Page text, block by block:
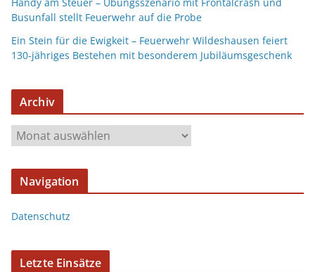
Busunfall stellt Feuerwehr auf die Probe
Ein Stein für die Ewigkeit – Feuerwehr Wildeshausen feiert
130-jähriges Bestehen mit besonderem Jubiläumsgeschenk
Archiv
Navigation
Datenschutz
Letzte Einsätze